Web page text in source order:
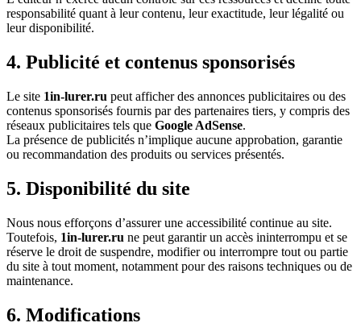
responsabilité quant à leur contenu, leur exactitude, leur légalité ou
leur disponibilité.
4. Publicité et contenus sponsorisés
Le site 1in-lurer.ru peut afficher des annonces publicitaires ou des
contenus sponsorisés fournis par des partenaires tiers, y compris des
réseaux publicitaires tels que Google AdSense.
La présence de publicités n’implique aucune approbation, garantie
ou recommandation des produits ou services présentés.
5. Disponibilité du site
Nous nous efforçons d’assurer une accessibilité continue au site.
Toutefois, 1in-lurer.ru ne peut garantir un accès ininterrompu et se
réserve le droit de suspendre, modifier ou interrompre tout ou partie
du site à tout moment, notamment pour des raisons techniques ou de
maintenance.
6. Modifications